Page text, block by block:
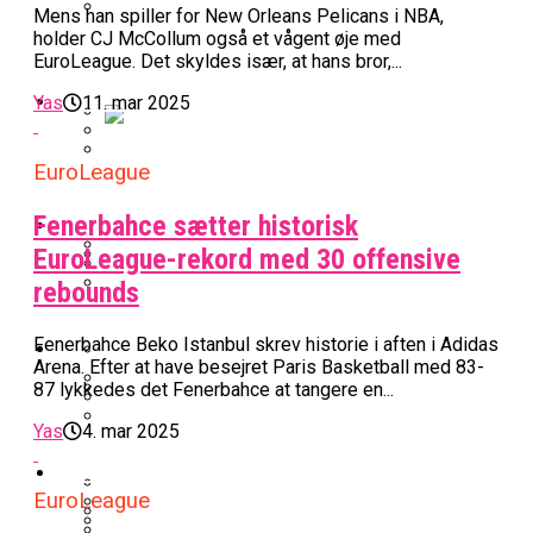
BK Vejen Opruster: Amerikansk Point
Guard På Plads
Basketligaen
Værløse-Komet Skifter Til Den Bedste
Spanske Række
League-Kvalifikation
Warriors Forlænger Med Succestræner
Miami Heat Smider Skandaleramt Spiller
På Porten
Stjerne Akut Opereret: Misser Nøglekampe
All-Star Guard Nærmer Sig Comeback
Efter Uhyggelig Skade
EuroLeague
Danskerne Imponerede Torsdag Aften I
EuroLeague
Anders Sommer Scorer Kæmpe Trænerjob
I EuroLeague
Sølv Til Tobias Jensen: Bayern Er Tysk
Kvindebasketligaen
College Er Slut: Frida Formann Fortsætter
Karrieren I Schweiz
Efter ‘The Double’: Kvindebasketligaens
Podcast
Podcast: “Med Lars Og Torben Som
Video
Mens han spiller for New Orleans Pelicans i NBA,
holder CJ McCollum også et vågent øje med
EuroLeague. Det skyldes især, at hans bror,...
Yas
11. mar 2025
EuroLeague
Fenerbahce sætter historisk
EuroLeague-rekord med 30 offensive
rebounds
Fenerbahce Beko Istanbul skrev historie i aften i Adidas
Arena. Efter at have besejret Paris Basketball med 83-
87 lykkedes det Fenerbahce at tangere en...
Yas
4. mar 2025
EuroLeague